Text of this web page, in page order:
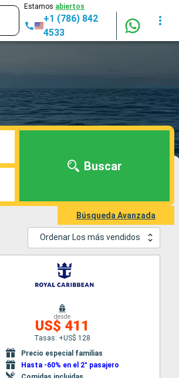
Estamos abiertos
+1 (786) 842
4533
Buscar
Búsqueda Avanzada
Ordenar Los más vendidos
desde
US$ 411
Tasas: +US$ 128
Precio especial familias
Hasta -60% en el 2° pasajero